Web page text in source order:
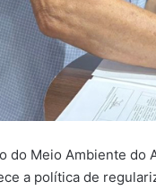
do Meio Ambiente do
a política de